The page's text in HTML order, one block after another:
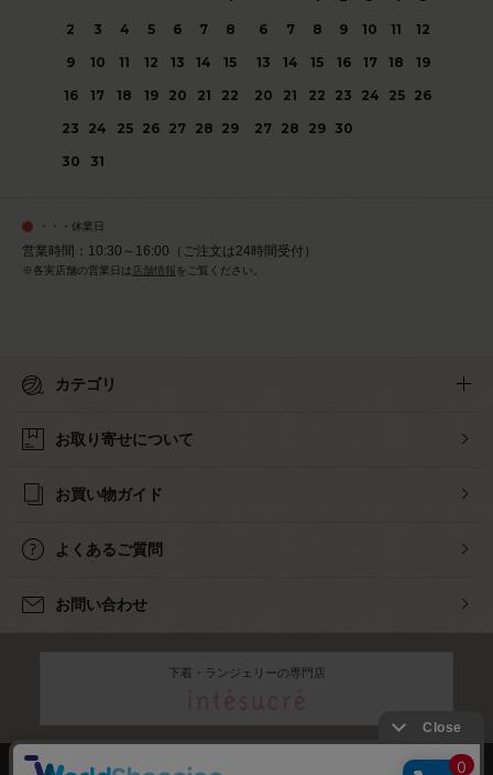
2
3 4 5 6 7
8
9
10 11 12 13 14
15
16
17 18 19 20 21
22
23
24 25 26 27 28 29
30
31
6
7 8 9 10 11
12
13
14 15 16 17 18
19
20
21 22 23 24 25
26
27 28 29 30
・・・休業日
営業時間：10:30～16:00（ご注文は24時間受付）
※各実店舗の営業日は 店舗情報 をご覧ください。
カテゴリ
お取り寄せについて
お買い物ガイド
よくあるご質問
お問い合わせ
下着・ランジェリーの専門店